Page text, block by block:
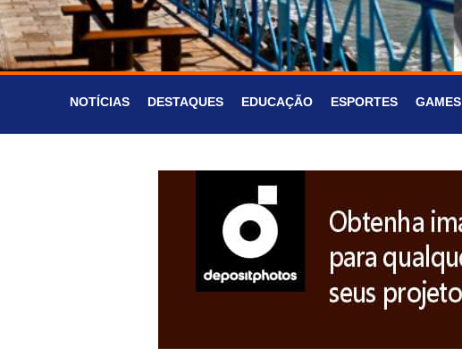
NOTÍCIAS DESTAQUES EDUCAÇÃO ESPORTES GAMES